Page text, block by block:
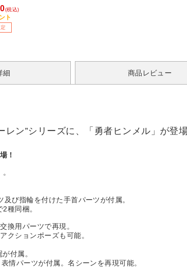
(税込)
ト
細 商品レビュー
レン”シリーズに、「勇者ヒンメル」が登
！
び指輪を付けた手首パーツが付属。
種同梱。
換用パーツで再現。
クションポーズも可能。
付属。
情パーツが付属。名シーンを再現可能。